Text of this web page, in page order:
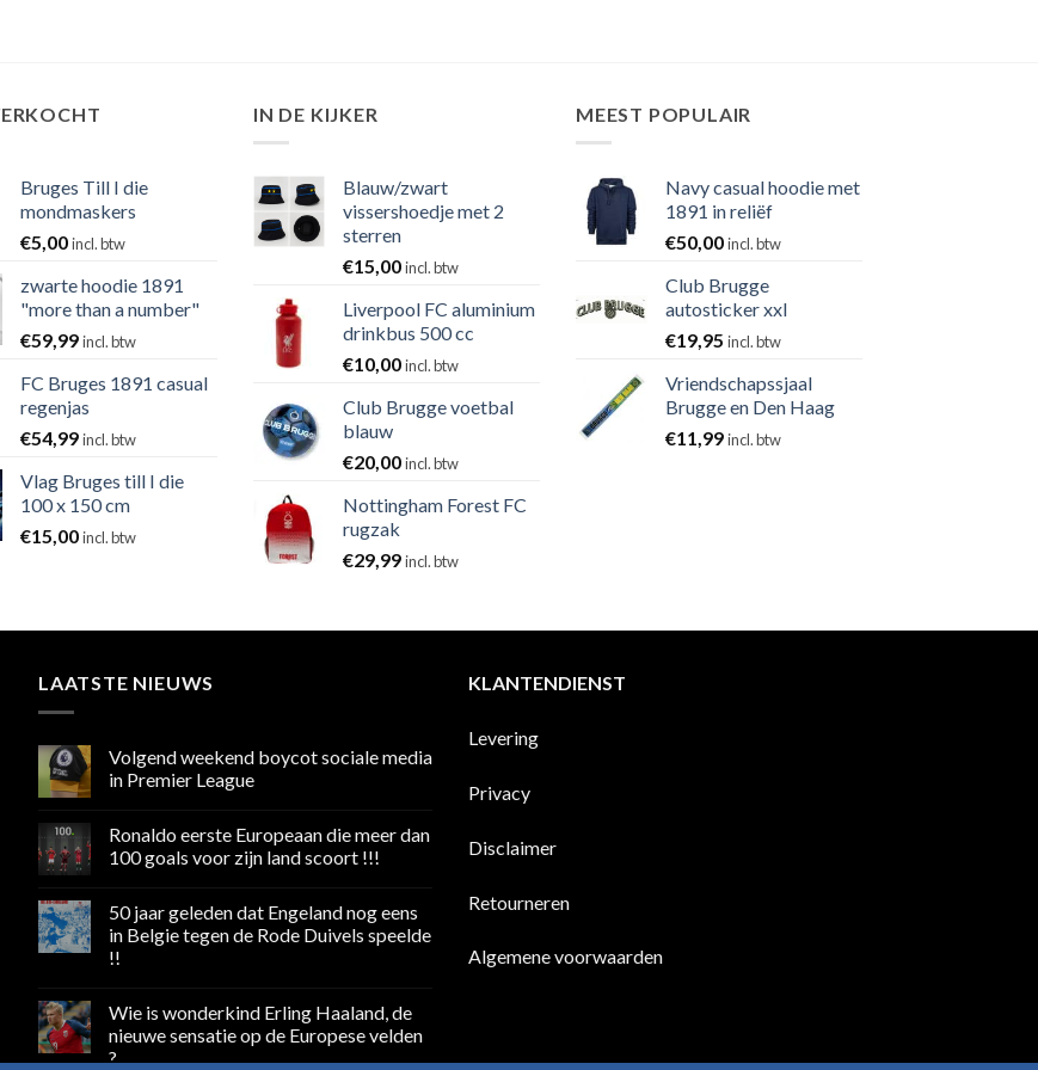
Bruges Till I die
mondmaskers
€5,00incl. btw
zwarte hoodie 1891
"more than a number"
€59,99incl. btw
FC Bruges 1891 casual
regenjas
€54,99incl. btw
Vlag Bruges till I die
100 x 150 cm
€15,00incl. btw
IN DE KIJKER
Blauw/zwart
vissershoedje met 2
sterren
€15,00incl. btw
Liverpool FC aluminium
drinkbus 500 cc
€10,00incl. btw
Club Brugge voetbal
blauw
€20,00incl. btw
Nottingham Forest FC
rugzak
€29,99incl. btw
MEEST POPULAIR
Navy casual hoodie met
1891 in reliëf
€50,00incl. btw
Club Brugge
autosticker xxl
€19,95 incl. btw
Vriendschapssjaal
Brugge en Den Haag
€11,99incl. btw
LAATSTE NIEUWS
Volgend weekend boycot sociale media
in Premier League
op
Volgend
weekend
media
in
Premier
League
Ronaldo eerste Europeaan die meer dan
100 goals voor zijn land scoort !!!
op
Ronaldo
eerste
Europeaan
dan
100
goals
voor
50 jaar geleden dat Engeland nog eens
in Belgie tegen de Rode Duivels speelde
!!
op
50
jaar
geleden
Wie is wonderkind Erling Haaland, de
nieuwe sensatie op de Europese velden
?
KLANTENDIENST
Levering
Privacy
Disclaimer
Retourneren
Algemene voorwaarden